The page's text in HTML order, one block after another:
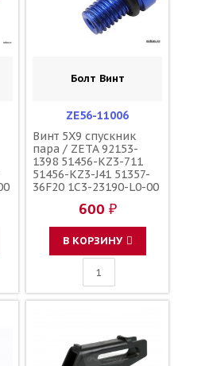
Болт Винт
ZE56-11006
Винт 5X9 спускник
пара / ZETA 92153-
1398 51456-KZ3-711
51456-KZ3-J41 51357-
36F20 1C3-23190-L0-00
110090000601
110090000501
F45300001
600 ₽
В КОРЗИНУ